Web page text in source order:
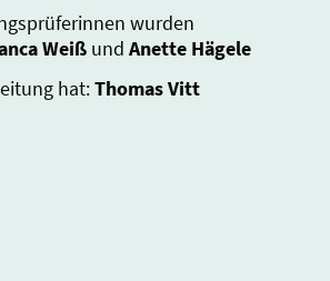
wurden
Weiß und Anette Hägele
hat:Thomas Vitt